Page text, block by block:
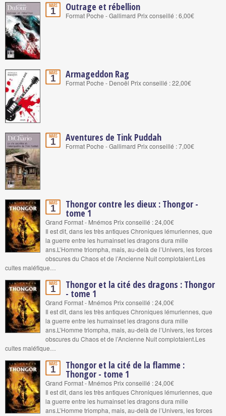
Mars
1 Outrage et rébellion
Format Poche - Gallimard Prix conseillé : 6,00€
Mars
1 Armageddon Rag
Format Poche - Denoël Prix conseillé : 22,00€
Mars
1 Aventures de Tink Puddah
Format Poche - Gallimard Prix conseillé : 7,00€
Mars
1 Thongor contre les dieux : Thongor -
tome 1
Grand Format - Mnémos Prix conseillé : 24,00€
Il est dit, dans les très antiques Chroniques lémuriennes, que
la guerre entre les humainset les dragons dura mille
ans.L’Homme triompha, mais, au-delà de l’Univers, les forces
obscures du Chaos et de l’Ancienne Nuit complotaient.Les
cultes maléfique…
Mars
1 Thongor et la cité des dragons : Thongor
- tome 1
Grand Format - Mnémos Prix conseillé : 24,00€
Il est dit, dans les très antiques Chroniques lémuriennes, que
la guerre entre les humainset les dragons dura mille
ans.L’Homme triompha, mais, au-delà de l’Univers, les forces
obscures du Chaos et de l’Ancienne Nuit complotaient.Les
cultes maléfique…
Mars
1 Thongor et la cité de la flamme :
Thongor - tome 1
Grand Format - Mnémos Prix conseillé : 24,00€
Il est dit, dans les très antiques Chroniques lémuriennes, que
la guerre entre les humainset les dragons dura mille
ans.L’Homme triompha, mais, au-delà de l’Univers, les forces